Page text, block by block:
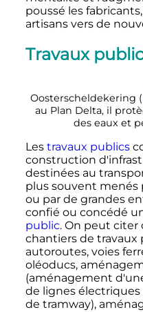
poussé les
artisans vers de
Travaux
Oosterscheldekering (
au Plan Delta, il
des eaux et
Les travaux publics
construction
destinées au
plus souvent menés
ou par de grandes
confié ou concédé
public. On peut citer
chantiers de travaux
autoroutes, voies
oléoducs,
(aménagement
de lignes
de tramway),